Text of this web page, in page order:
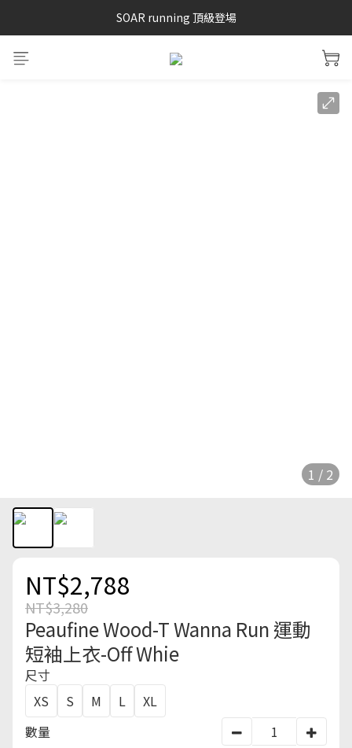
SAYSKY 26'春夏兩件85折
SOAR running 頂級登場
加入LINE好友 再領100購物金 點我加入
1 / 2
NT$2,788
NT$3,280
Peaufine Wood-T Wanna Run 運動
短袖上衣-Off Whie
尺寸
XS
S M L
XL
數量